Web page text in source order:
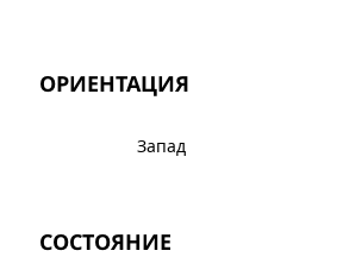
ОРИЕНТАЦИЯ
Запад
СОСТОЯНИЕ